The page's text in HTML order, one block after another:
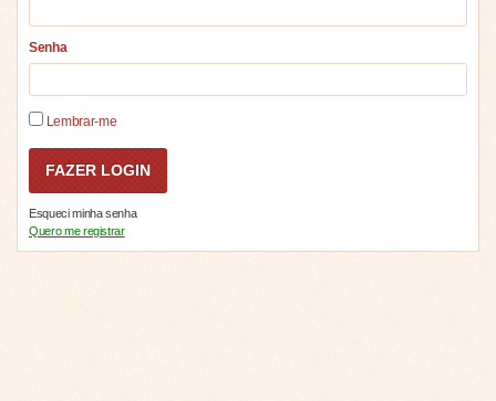
Senha
Lembrar-me
Esqueci minha senha
Quero me registrar